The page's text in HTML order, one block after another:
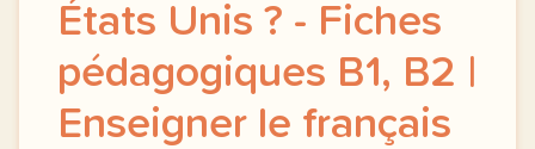
États Unis ? - Fiches
pédagogiques B1, B2 |
Enseigner le français